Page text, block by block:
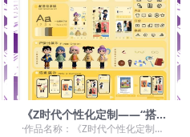
《Z时代个性化定制——“搭子”
匹配产品的创新与体验》
·作品名称：《Z时代个性化定制